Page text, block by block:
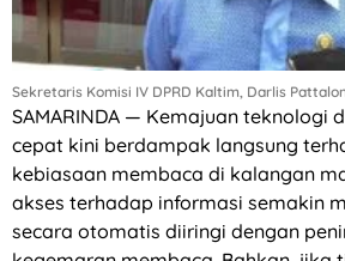
Sekretaris Komisi IV DPRD Kaltim, Darlis
SAMARINDA — Kemajuan teknologi
cepat kini berdampak langsung
kebiasaan membaca di kalangan
akses terhadap informasi semakin
secara otomatis diiringi dengan